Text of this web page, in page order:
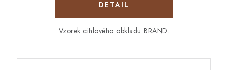
Vzorek cihlového obkladu BRAND.